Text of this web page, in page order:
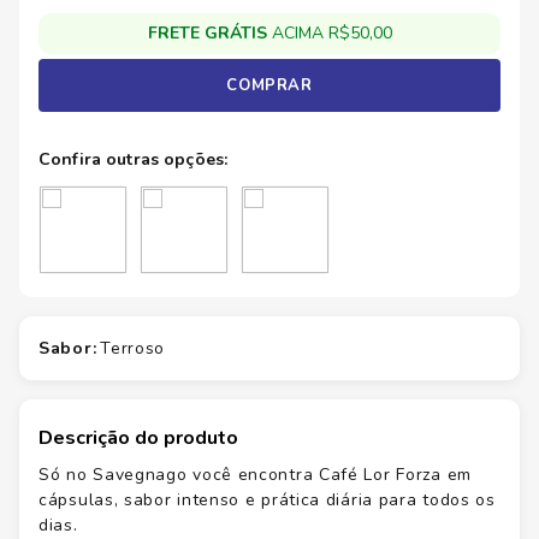
FRETE GRÁTIS ACIMA R$50,00
COMPRAR
sabor: terroso
Descrição do produto
Só no Savegnago você encontra Café Lor Forza em
cápsulas, sabor intenso e prática diária para todos os
dias.